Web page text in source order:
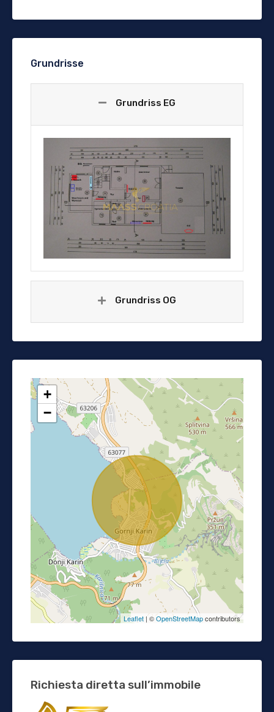
Grundrisse
Grundriss EG
Grundriss OG
+
−
Leaflet| ©OpenStreetMapcontributors
Richiesta diretta sull’immobile